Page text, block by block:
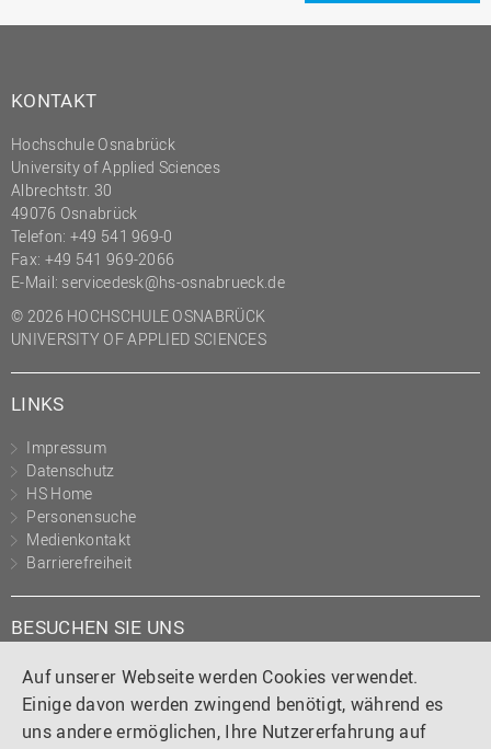
Auf unserer Webseite werden Cookies verwendet.
Einige davon werden zwingend benötigt, während es
uns andere ermöglichen, Ihre Nutzererfahrung auf
Personalrat
Präsidialbüro
Professional School
Projekte des Präsidiums
Projektmanagement Office
(PMO)
Prozessmanagement
Recht
Studium und Lehre
Transfer- und
Innovationsmanagement
KONTAKT
Hochschule Osnabrück
University of Applied Sciences
Albrechtstr. 30
49076 Osnabrück
Telefon: +49 541 969-0
Fax: +49 541 969-2066
E-Mail: servicedesk@hs-osnabrueck.de
© 2026 HOCHSCHULE OSNABRÜCK
UNIVERSITY OF APPLIED SCIENCES
LINKS
Impressum
Datenschutz
HS Home
Personensuche
Medienkontakt
Barrierefreiheit
BESUCHEN SIE UNS
Instagram
TiktokLinkedIn
YouTube
Facebook